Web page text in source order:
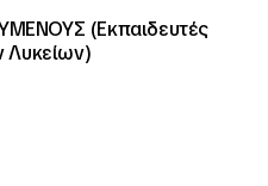
(Εκπαιδευτές
Λυκείων)